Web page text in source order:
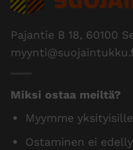
Pajantie B 18, 60100
Miksi ostaa meiltä?
Myymme
Ostaminen ei